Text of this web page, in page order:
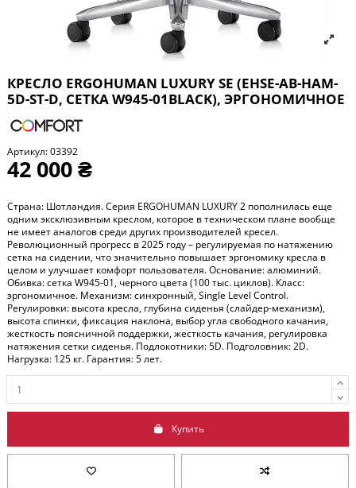
КРЕСЛО ERGOHUMAN LUXURY SE (EHSE-AB-HAM-
5D-ST-D, СЕТКА W945-01BLACK), ЭРГОНОМИЧНОЕ
Артикул:03392
42 000 ₴
Страна: Шотландия. Серия ERGOHUMAN LUXURY 2 пополнилась еще
одним эксклюзивным креслом, которое в техническом плане вообще
не имеет аналогов среди других производителей кресел.
Революционный прогресс в 2025 году – регулируемая по натяжению
сетка на сидении, что значительно повышает эргономику кресла в
целом и улучшает комфорт пользователя. Основание: алюминий.
Обивка: сетка W945-01, черного цвета (100 тыс. циклов). Класс:
эргономичное. Механизм: синхронный, Single Level Control.
Регулировки: высота кресла, глубина сиденья (слайдер-механизм),
высота спинки, фиксация наклона, выбор угла свободного качания,
жесткость поясничной поддержки, жесткость качания, регулировка
натяжения сетки сиденья. Подлокотники: 5D. Подголовник: 2D.
Нагрузка: 125 кг. Гарантия: 5 лет.
Купить